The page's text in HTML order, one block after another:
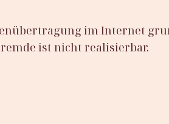
im Internet
ist nicht realisierbar.